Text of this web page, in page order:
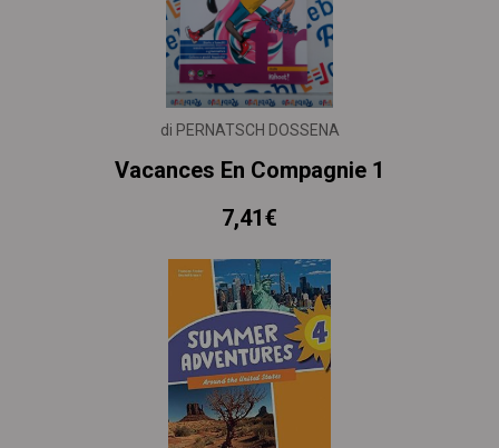
di PERNATSCH DOSSENA
Vacances En Compagnie 1
7,41€